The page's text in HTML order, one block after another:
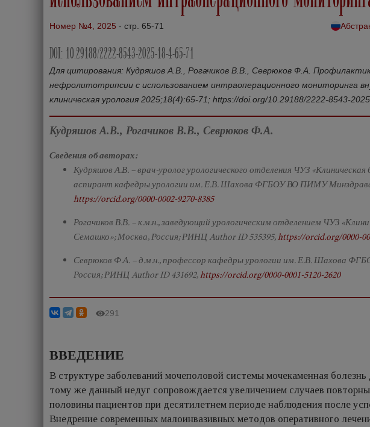
Номер №4, 2025 - стр. 65-71
DOI: 10.29188/2222-8543-2025-18-4-65-71
Для цитирования: Кудряшов А.В., Рогачиков В.В., Севрюков Ф.А.
нефролитотрипсии с использованием интраоперационного мониторинга
клиническая урология 2025;18(4):65-71; https://doi.org/10.29188/2222-8543-
Кудряшов А.В., Рогачиков В.В., Севрюков Ф.А.
Сведения об авторах:
Кудряшов А.В. – врач-уролог урологического отделения ЧУЗ
аспирант кафедры урологии им. Е.В. Шахова ФГБОУ ВО ПИМУ
https://orcid.org/0000-0002-9270-8385
Рогачиков В.В. – к.м.н., заведующий урологическим отделением ЧУЗ
Семашко»; Москва, Россия; РИНЦ Author ID 535395,https://orcid.org/0000-
Севрюков Ф.А. – д.м.н., профессор кафедры урологии им. Е.В. Шахова
Россия; РИНЦ Author ID 431692,https://orcid.org/0000-0001-5120-2620
291
ВВЕДЕНИЕ
В структуре заболеваний мочеполовой системы мочекаменная
тому же данный недуг сопровождается увеличением случаев
половины пациентов при десятилетнем периоде наблюдения после
Внедрение современных малоинвазивных методов оперативного